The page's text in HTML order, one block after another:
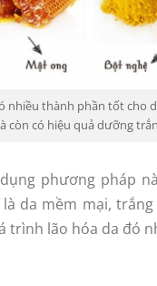
nhiều thành phần tốt cho
còn có hiệu quả dưỡng
phương pháp
da mềm mại,
trình lão hóa da đó